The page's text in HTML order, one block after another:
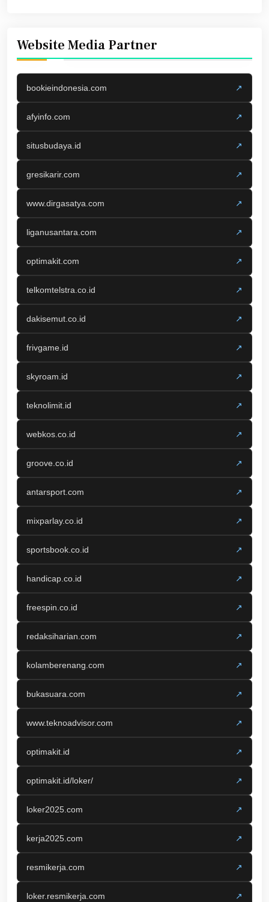
Website Media Partner
bookieindonesia.com ↗
afyinfo.com ↗
situsbudaya.id ↗
gresikarir.com ↗
www.dirgasatya.com ↗
liganusantara.com ↗
optimakit.com ↗
telkomtelstra.co.id ↗
dakisemut.co.id ↗
frivgame.id ↗
skyroam.id ↗
teknolimit.id ↗
webkos.co.id ↗
groove.co.id ↗
antarsport.com ↗
mixparlay.co.id ↗
sportsbook.co.id ↗
handicap.co.id ↗
freespin.co.id ↗
redaksiharian.com ↗
kolamberenang.com ↗
bukasuara.com ↗
www.teknoadvisor.com ↗
optimakit.id ↗
optimakit.id/loker/ ↗
loker2025.com ↗
kerja2025.com ↗
resmikerja.com ↗
loker.resmikerja.com ↗